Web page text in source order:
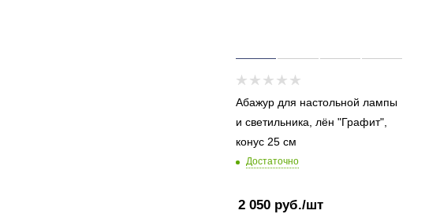
Абажур для настольной лампы
и светильника, лён "Графит",
конус 25 см
Достаточно
2 050 руб./шт